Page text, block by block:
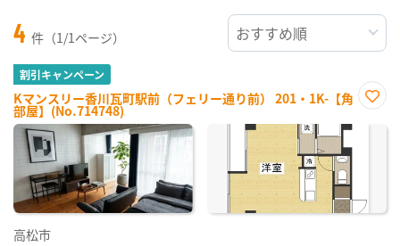
4 件（1/1ページ）
割引キャンペーン
Kマンスリー香川瓦町駅前（フェリー通り前） 201・1K-【角
部屋】(No.714748)
に入
高松市